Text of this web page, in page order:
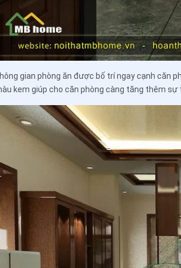
gian phòng ăn được bố trí ngay cạnh căn
kem giúp cho căn phòng càng tăng thêm